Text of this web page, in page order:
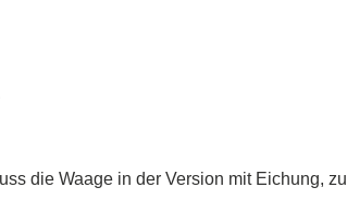
die Waage in der Version mit Eichung,